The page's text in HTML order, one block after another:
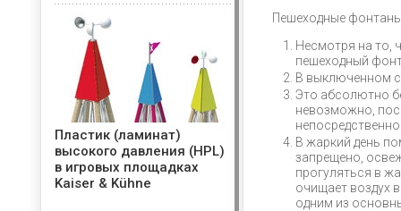
Пешеходные
Несмотря на то,
пешеходный
В выключенном
Это абсолютно
невозможно,
В жаркий день
запрещено,
прогуляться в
очищает воздух
одним из
Пластик (ламинат)
высокого давления (HPL)
в игровых площадках
Kaiser & Kühne